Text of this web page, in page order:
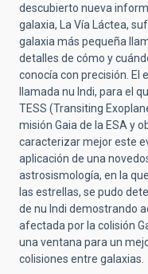
descubierto nueva
galaxia, La Vía Láctea,
galaxia más pequeña
detalles de cómo y
conocía con precisión. El
llamada nu Indi, para el
TESS (Transiting
misión Gaia de la ESA y
caracterizar mejor este
aplicación de una
astrosismología, en la
las estrellas, se pudo
de nu Indi demostrando
afectada por la colisión
una ventana para un
colisiones entre galaxias.